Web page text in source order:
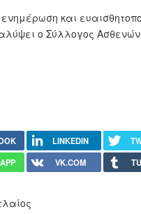
και
ο Σύλλογος
LINKEDIN
VK.COM